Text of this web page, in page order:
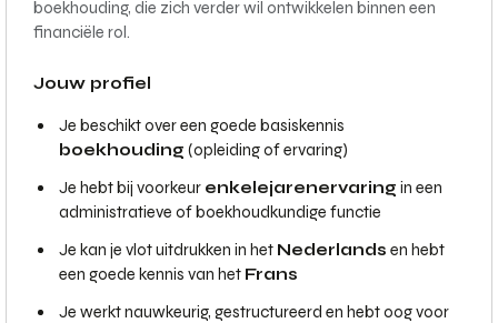
boekhouding, die zich verder wil ontwikkelen binnen een
financiële rol.
Jouw profiel
Je beschikt over een goede basiskennis
boekhouding (opleiding of ervaring)
Je hebt bij voorkeur enkelejarenervaring in een
administratieve of boekhoudkundige functie
Je kan je vlot uitdrukken in het Nederlands en hebt
een goede kennis van het Frans
Je werkt nauwkeurig, gestructureerd en hebt oog voor